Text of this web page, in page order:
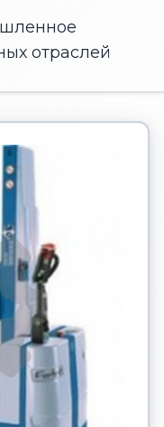
отраслей